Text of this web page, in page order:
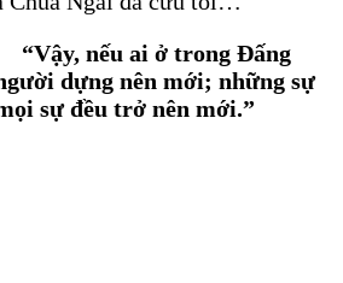
“Vậy, nếu ai ở trong Đấng
dựng nên mới; những sự
sự đều trở nên mới.”